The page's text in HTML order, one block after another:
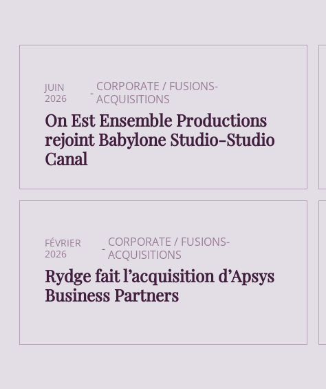
JUIN
2026
- CORPORATE / FUSIONS-
ACQUISITIONS
On Est Ensemble Productions
rejoint Babylone Studio-Studio
Canal
FÉVRIER
2026
- CORPORATE / FUSIONS-
ACQUISITIONS
Rydge fait l’acquisition d’Apsys
Business Partners